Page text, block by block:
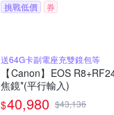
挑戰低價
券
送64G卡副電座充雙鏡包等
【Canon】EOS
焦鏡*(平行輸入)
$40,980 $43,136